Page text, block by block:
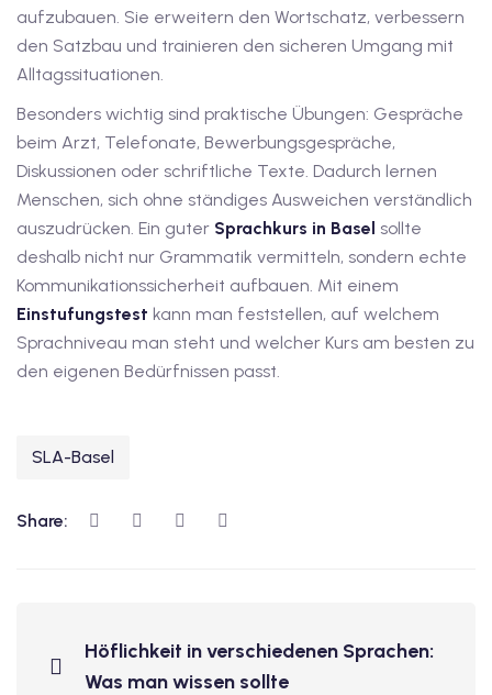
aufzubauen. Sie erweitern den Wortschatz, verbessern
den Satzbau und trainieren den sicheren Umgang mit
Alltagssituationen.
Besonders wichtig sind praktische Übungen: Gespräche
beim Arzt, Telefonate, Bewerbungsgespräche,
Diskussionen oder schriftliche Texte. Dadurch lernen
Menschen, sich ohne ständiges Ausweichen verständlich
auszudrücken. Ein guter Sprachkurs in Basel sollte
deshalb nicht nur Grammatik vermitteln, sondern echte
Kommunikationssicherheit aufbauen. Mit einem
Einstufungstest kann man feststellen, auf welchem
Sprachniveau man steht und welcher Kurs am besten zu
den eigenen Bedürfnissen passt.
SLA-Basel
Share:
Höflichkeit in verschiedenen Sprachen:
Was man wissen sollte